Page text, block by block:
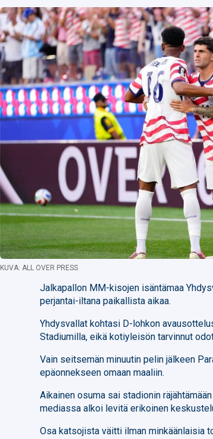
KUVA: ALL OVER PRESS
Jalkapallon MM-kisojen isäntämaa
perjantai-iltana paikallista aikaa.
Yhdysvallat kohtasi D-lohkon
Stadiumilla, eikä kotiyleisön tarvinnut
Vain seitsemän minuutin pelin jälkeen
epäonnekseen omaan maaliin.
Aikainen osuma sai stadionin
mediassa alkoi levitä erikoinen
Osa katsojista väitti ilman minkäänlaisia